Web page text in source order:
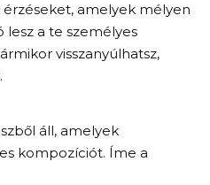
érzéseket, amelyek mélyen
lesz a te személyes
visszanyúlhatsz,
áll, amelyek
kompozíciót. Íme a